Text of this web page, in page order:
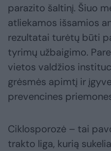
parazito šaltinį. Šiuo
atliekamos išsamios
rezultatai turėtų būti
tyrimų užbaigimo.
vietos valdžios
grėsmės apimtį ir
prevencines
Ciklosporozė – tai
trakto liga, kurią